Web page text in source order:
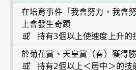
在培育事件「我會努力，我會
上會發生奇蹟
或
持有3個以上使速度上升的
於菊花賞、天皇賞（春）獲得
或
持有2個以上＜居中＞的技